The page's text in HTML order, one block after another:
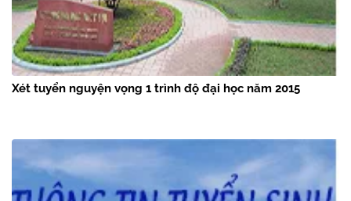
Xét tuyển nguyện vọng 1 trình độ đại học năm 2015